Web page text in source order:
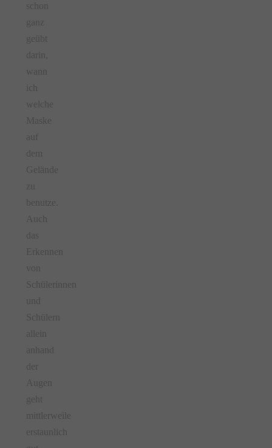
schon
ganz
geübt
darin,
wann
ich
welche
Maske
auf
dem
Gelände
zu
benutze.
Auch
das
Erkennen
von
Schülerinnen
und
Schülern
allein
anhand
der
Augen
geht
mittlerweile
erstaunlich